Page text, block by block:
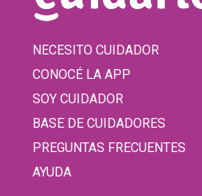
NECESITO CUIDADOR
CONOCÉ LA APP
SOY CUIDADOR
BASE DE CUIDADORES
PREGUNTAS FRECUENTES
AYUDA